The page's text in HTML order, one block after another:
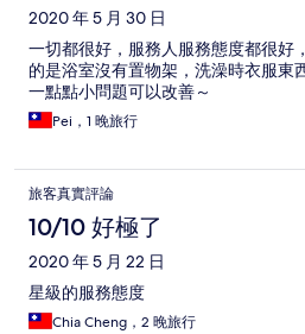
2020 年 5 月 30 日
一切都很好，服務人服務態度都很好
的是浴室沒有置物架，洗澡時衣服東
一點點小問題可以改善～
Pei，1 晚旅行
旅客真實評論
10/10 好極了
2020 年 5 月 22 日
星級的服務態度
Chia Cheng，2 晚旅行